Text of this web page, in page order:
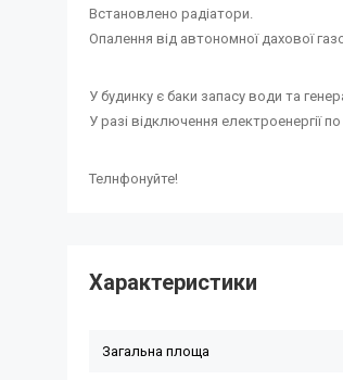
Встановлено радіатори.
Опалення від автономної дахової
У будинку є баки запасу води та
У разі відключення електроенергії
Телнфонуйте!
Характеристики